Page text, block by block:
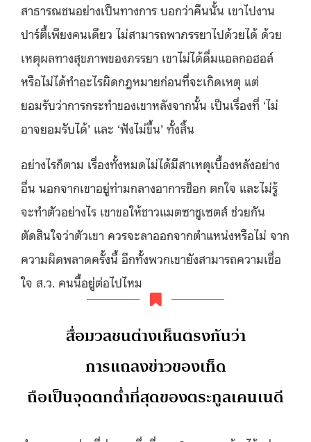
สาธารณชนอย่างเป็นทางการ บอกว่าคืนนั้น เขาไปงาน
ปาร์ตี้เพียงคนเดียว ไม่สามารถพาภรรยาไปด้วยได้ ด้วย
เหตุผลทางสุขภาพของภรรยา เขาไม่ได้ดื่มแอลกอฮอล์
หรือไม่ได้ทำอะไรผิดกฎหมายก่อนที่จะเกิดเหตุ แต่
ยอมรับว่าการกระทำของเขาหลังจากนั้น เป็นเรื่องที่ ‘ไม่
อาจยอมรับได้’ และ ‘ฟังไม่ขึ้น’ ทั้งสิ้น
อย่างไรก็ตาม เรื่องทั้งหมดไม่ได้มีสาเหตุเบื้องหลังอย่าง
อื่น นอกจากเขาอยู่ท่ามกลางอาการช็อก ตกใจ และไม่รู้
จะทำตัวอย่างไร เขาขอให้ชาวแมตซาชูเซตส์ ช่วยกัน
ตัดสินใจว่าตัวเขา ควรจะลาออกจากตำแหน่งหรือไม่ จาก
ความผิดพลาดครั้งนี้ อีกทั้งพวกเขายังสามารถความเชื่อ
ใจ ส.ว. คนนี้อยู่ต่อไปไหม
สื่อมวลชนต่างเห็นตรงกันว่า
การแถลงข่าวของเท็ด
ถือเป็นจุดตกต่ำที่สุดของตระกูลเคนเนดี